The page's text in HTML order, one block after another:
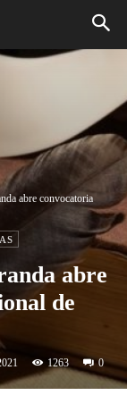
abre convocatoria
abre
de
1263 0